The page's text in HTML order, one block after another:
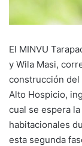
El MINVU
y Wila Masi,
construcción del
Alto Hospicio,
cual se espera
habitacionales
esta segunda